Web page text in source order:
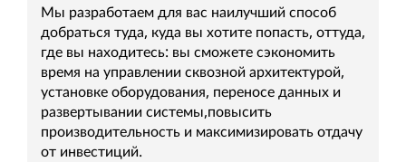
Мы разработаем для вас наилучший способ
добраться туда, куда вы хотите попасть, оттуда,
где вы находитесь: вы сможете сэкономить
время на управлении сквозной архитектурой,
установке оборудования, переносе данных и
развертывании системы,повысить
производительность и максимизировать отдачу
от инвестиций.